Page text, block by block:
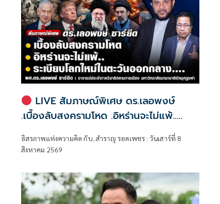
LIVE สัมภาษณ์พิเศษ ดร.เลอพงษ์
.เบื้องลับสงครามโหด .อิหร่านจะไม่แพ้..
อิสรภาพแห่งความคิด กับ..สำราญ รอด
อิสรภาพแห่งความคิด กับ..สำราญ รอดเพชร : วันเสาร์ที่ 8
สิงหาคม 2569